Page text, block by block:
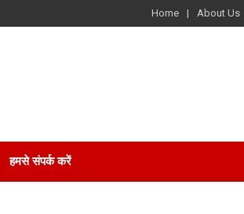
Home About Us
हमसे संपर्क करें